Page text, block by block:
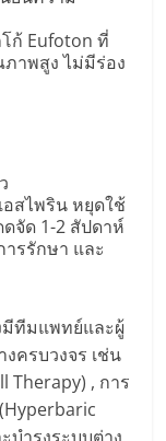
ก้ Eufoton ที่
ภาพสูง ไม่มีร่อง
สไพริน หยุดใช้
จัด 1-2 สัปดาห์
รรักษา และ
มีทีมแพทย์และผู้
ครบวงจร เช่น
Therapy) , การ